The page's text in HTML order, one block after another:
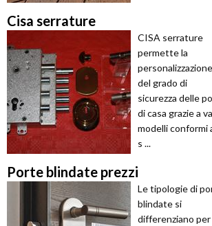
Cisa serrature
CISA serrature
permette la
personalizzazione
del grado di
sicurezza delle
di casa grazie a
modelli conformi
s ...
Porte blindate prezzi
Le tipologie di
blindate si
differenziano per